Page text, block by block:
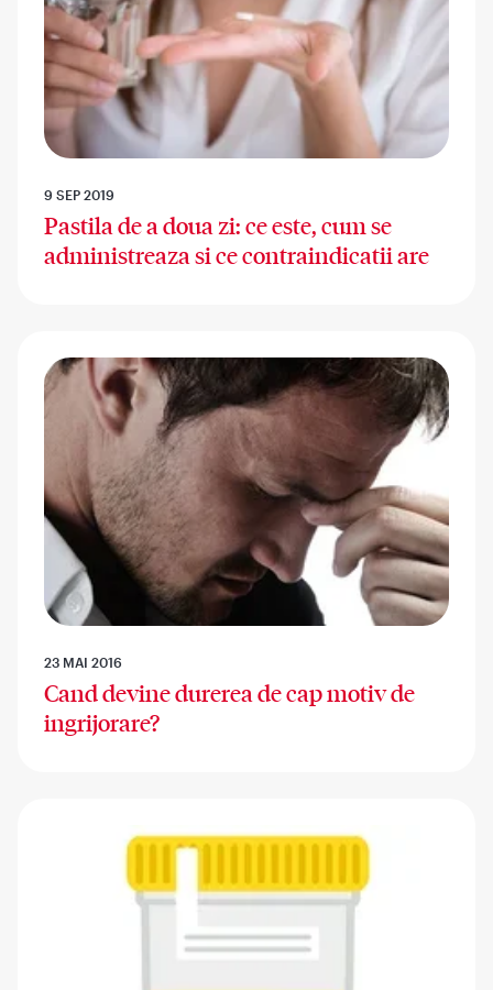
9 SEP 2019
Pastila de a doua zi: ce este, cum se
administreaza si ce contraindicatii are
23 MAI 2016
Cand devine durerea de cap motiv de
ingrijorare?